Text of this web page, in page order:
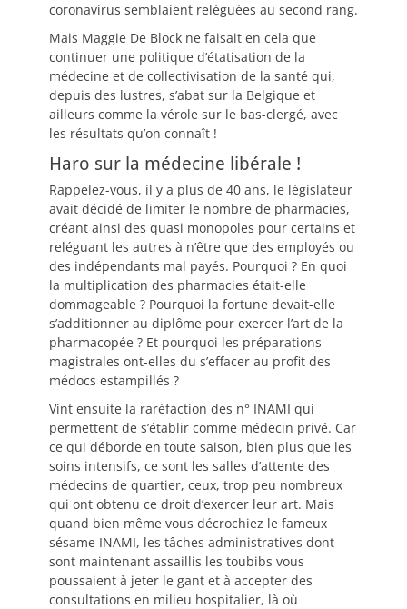
coronavirus semblaient reléguées au second rang.
Mais Maggie De Block ne faisait en cela que
continuer une politique d’étatisation de la
médecine et de collectivisation de la santé qui,
depuis des lustres, s’abat sur la Belgique et
ailleurs comme la vérole sur le bas-clergé, avec
les résultats qu’on connaît !
Haro sur la médecine libérale !
Rappelez-vous, il y a plus de 40 ans, le législateur
avait décidé de limiter le nombre de pharmacies,
créant ainsi des quasi monopoles pour certains et
reléguant les autres à n’être que des employés ou
des indépendants mal payés. Pourquoi ? En quoi
la multiplication des pharmacies était-elle
dommageable ? Pourquoi la fortune devait-elle
s’additionner au diplôme pour exercer l’art de la
pharmacopée ? Et pourquoi les préparations
magistrales ont-elles du s’effacer au profit des
médocs estampillés ?
Vint ensuite la raréfaction des n° INAMI qui
permettent de s’établir comme médecin privé. Car
ce qui déborde en toute saison, bien plus que les
soins intensifs, ce sont les salles d’attente des
médecins de quartier, ceux, trop peu nombreux
qui ont obtenu ce droit d’exercer leur art. Mais
quand bien même vous décrochiez le fameux
sésame INAMI, les tâches administratives dont
sont maintenant assaillis les toubibs vous
poussaient à jeter le gant et à accepter des
consultations en milieu hospitalier, là où